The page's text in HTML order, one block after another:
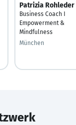
Patrizia Rohleder
Business Coach I
Empowerment &
Mindfulness
München